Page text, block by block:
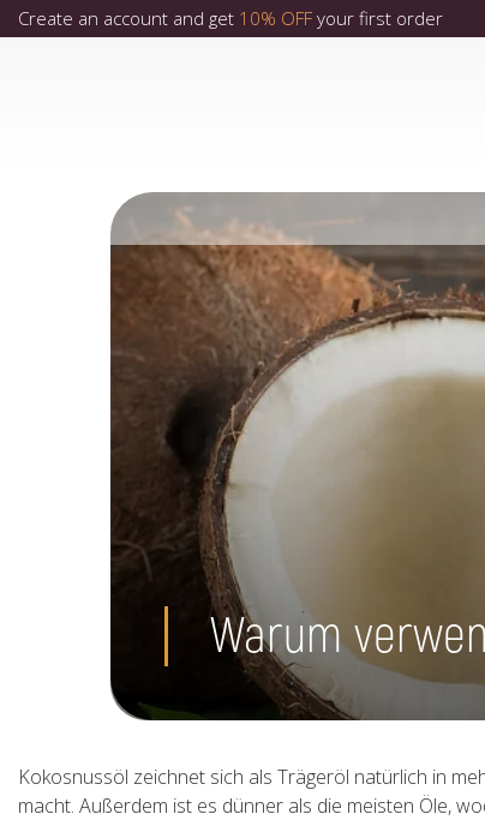
Create an account and get 10% OFF your first order
Warum
Kokosnussöl zeichnet sich als Trägeröl natürlich in
macht. Außerdem ist es dünner als die meisten Öle,